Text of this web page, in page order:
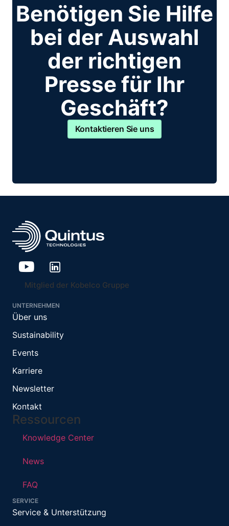
Benötigen Sie Hilfe
bei der Auswahl
der richtigen
Presse für Ihr
Geschäft?
Kontaktieren Sie uns
Mitglied der Kobelco Gruppe
UNTERNEHMEN
Über uns
Sustainability
Events
Karriere
Newsletter
Kontakt
Ressourcen
Knowledge Center
News
FAQ
SERVICE
Service & Unterstützung